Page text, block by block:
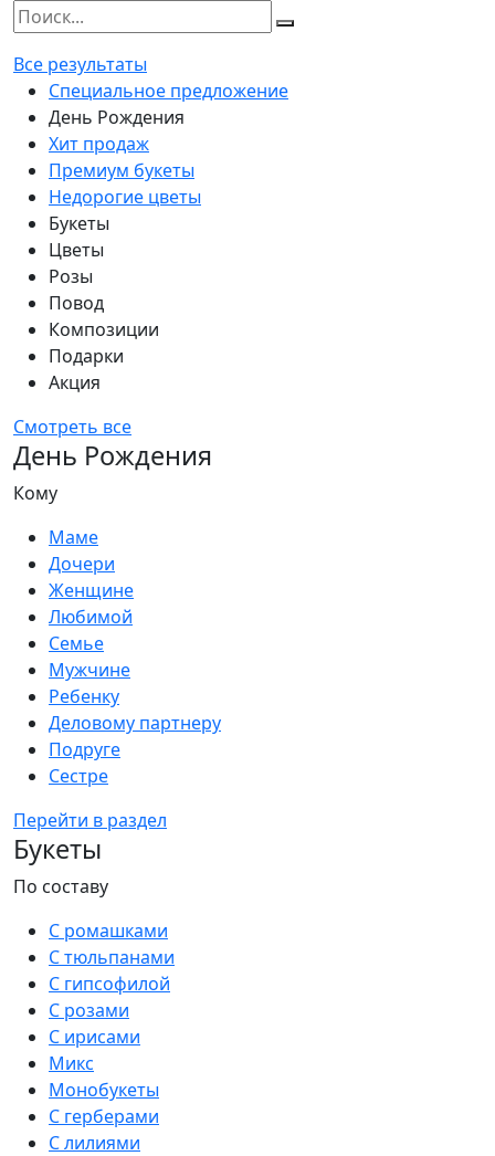
Все результаты
Специальное предложение
День Рождения
Хит продаж
Премиум букеты
Недорогие цветы
Букеты
Цветы
Розы
Повод
Композиции
Подарки
Акция
Смотреть все
День Рождения
Кому
Маме
Дочери
Женщине
Любимой
Семье
Мужчине
Ребенку
Деловому партнеру
Подруге
Сестре
Перейти в раздел
Букеты
По составу
С ромашками
С тюльпанами
С гипсофилой
С розами
С ирисами
Микс
Монобукеты
С герберами
С лилиями